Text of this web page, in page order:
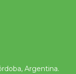
Argentina.